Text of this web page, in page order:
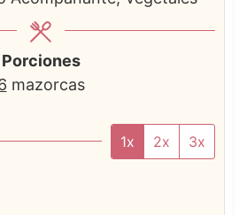
Porciones
mazorcas
1x 2x 3x